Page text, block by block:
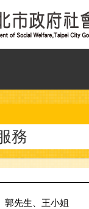
務
郭先生、王小姐